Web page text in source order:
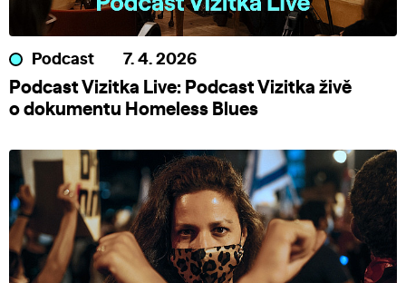
Podcast 7. 4. 2026
Podcast Vizitka Live: Podcast Vizitka živě
o dokumentu Homeless Blues